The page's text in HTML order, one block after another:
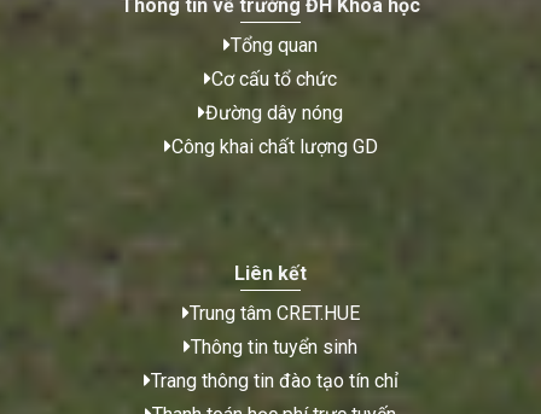
Thông tin về trường ĐH Khoa học
Tổng quan
Cơ cấu tổ chức
Đường dây nóng
Công khai chất lượng GD
Liên kết
Trung tâm CRET.HUE
Thông tin tuyển sinh
Trang thông tin đào tạo tín chỉ